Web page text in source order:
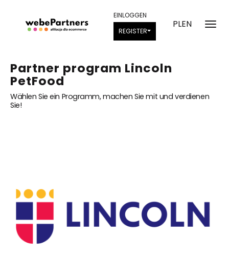
PLEN
EINLOGGEN
REGISTER
Partner program Lincoln
PetFood
Wählen Sie ein Programm, machen Sie mit und verdienen
Sie!